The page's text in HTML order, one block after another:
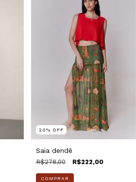
20% OFF
Saia dendê
R$278,00 R$222,00
COMPRAR